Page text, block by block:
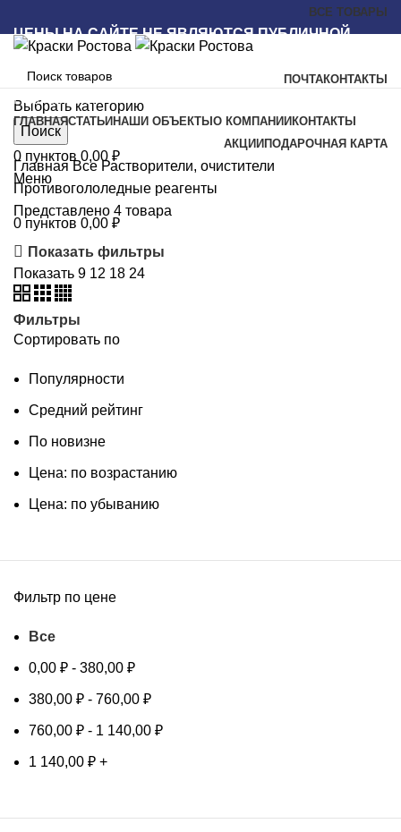
ВСЕ ТОВАРЫ
ЦЕНЫ НА САЙТЕ НЕ ЯВЛЯЮТСЯ ПУБЛИЧНОЙ
ОФЕРТОЙ
ПОЧТАКОНТАКТЫ
Выбрать категорию
Поиск
0 пунктов 0,00 ₽
Меню
0 пунктов 0,00 ₽
Наш каталог
ГЛАВНАЯСТАТЬИ НАШИ ОБЪЕКТЫ О КОМПАНИИ КОНТАКТЫ
АКЦИИ ПОДАРОЧНАЯ КАРТА
ГлавнаяВсе Растворители, очистители
Противогололедные реагенты
Представлено 4 товара
Показать фильтры
Показать 9 12 18 24
Фильтры
Сортировать по
Популярности
Средний рейтинг
По новизне
Цена: по возрастанию
Цена: по убыванию
Фильтр по цене
Все
0,00 ₽ - 380,00 ₽
380,00 ₽ - 760,00 ₽
760,00 ₽ - 1 140,00 ₽
1 140,00 ₽ +